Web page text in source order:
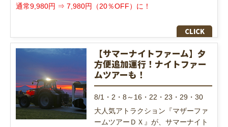
通常9,980円 ⇒ 7,980円（20％OFF）に！
【サマーナイトファーム】夕
方便追加運行！ナイトファー
ムツアーも！
8/1・2・8～16・22・23・29・30
大人気アトラクション『マザーファ
ームツアーＤＸ』が、サマーナイト